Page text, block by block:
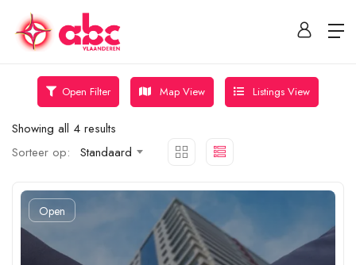
Open Filter Map View Listings View
Showing all 4 results
Sorteer op:
Standaard
Open